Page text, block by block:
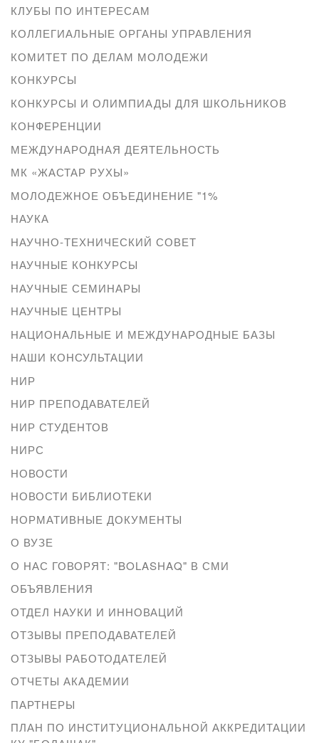
КЛУБЫ ПО ИНТЕРЕСАМ
КОЛЛЕГИАЛЬНЫЕ ОРГАНЫ УПРАВЛЕНИЯ
КОМИТЕТ ПО ДЕЛАМ МОЛОДЕЖИ
КОНКУРСЫ
КОНКУРСЫ И ОЛИМПИАДЫ ДЛЯ ШКОЛЬНИКОВ
КОНФЕРЕНЦИИ
МЕЖДУНАРОДНАЯ ДЕЯТЕЛЬНОСТЬ
МК «ЖАСТАР РУХЫ»
МОЛОДЕЖНОЕ ОБЪЕДИНЕНИЕ "1%
НАУКА
НАУЧНО-ТЕХНИЧЕСКИЙ СОВЕТ
НАУЧНЫЕ КОНКУРСЫ
НАУЧНЫЕ СЕМИНАРЫ
НАУЧНЫЕ ЦЕНТРЫ
НАЦИОНАЛЬНЫЕ И МЕЖДУНАРОДНЫЕ БАЗЫ
НАШИ КОНСУЛЬТАЦИИ
НИР
НИР ПРЕПОДАВАТЕЛЕЙ
НИР СТУДЕНТОВ
НИРС
НОВОСТИ
НОВОСТИ БИБЛИОТЕКИ
НОРМАТИВНЫЕ ДОКУМЕНТЫ
О ВУЗЕ
О НАС ГОВОРЯТ: "BOLASHAQ" В СМИ
ОБЪЯВЛЕНИЯ
ОТДЕЛ НАУКИ И ИННОВАЦИЙ
ОТЗЫВЫ ПРЕПОДАВАТЕЛЕЙ
ОТЗЫВЫ РАБОТОДАТЕЛЕЙ
ОТЧЕТЫ АКАДЕМИИ
ПАРТНЕРЫ
ПЛАН ПО ИНСТИТУЦИОНАЛЬНОЙ АККРЕДИТАЦИИ